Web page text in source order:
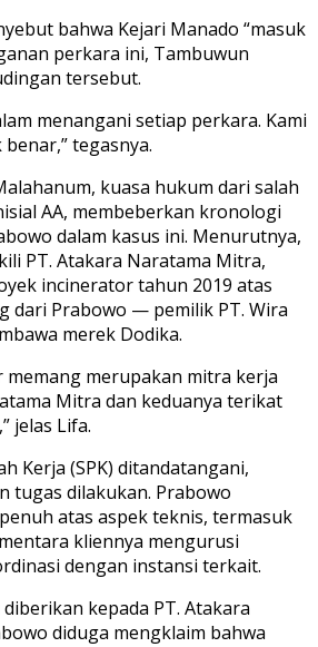
bahwa Kejari Manado “masuk
perkara ini, Tambuwun
tersebut.
menangani setiap perkara. Kami
tegasnya.
kuasa hukum dari salah
AA, membeberkan kronologi
dalam kasus ini. Menurutnya,
PT. Atakara Naratama Mitra,
incinerator tahun 2019 atas
dari Prabowo — pemilik PT. Wira
merek Dodika.
memang merupakan mitra kerja
Mitra dan keduanya terikat
jelas Lifa.
Kerja (SPK) ditandatangani,
tugas dilakukan. Prabowo
atas aspek teknis, termasuk
kliennya mengurusi
dengan instansi terkait.
kepada PT. Atakara
diduga mengklaim bahwa